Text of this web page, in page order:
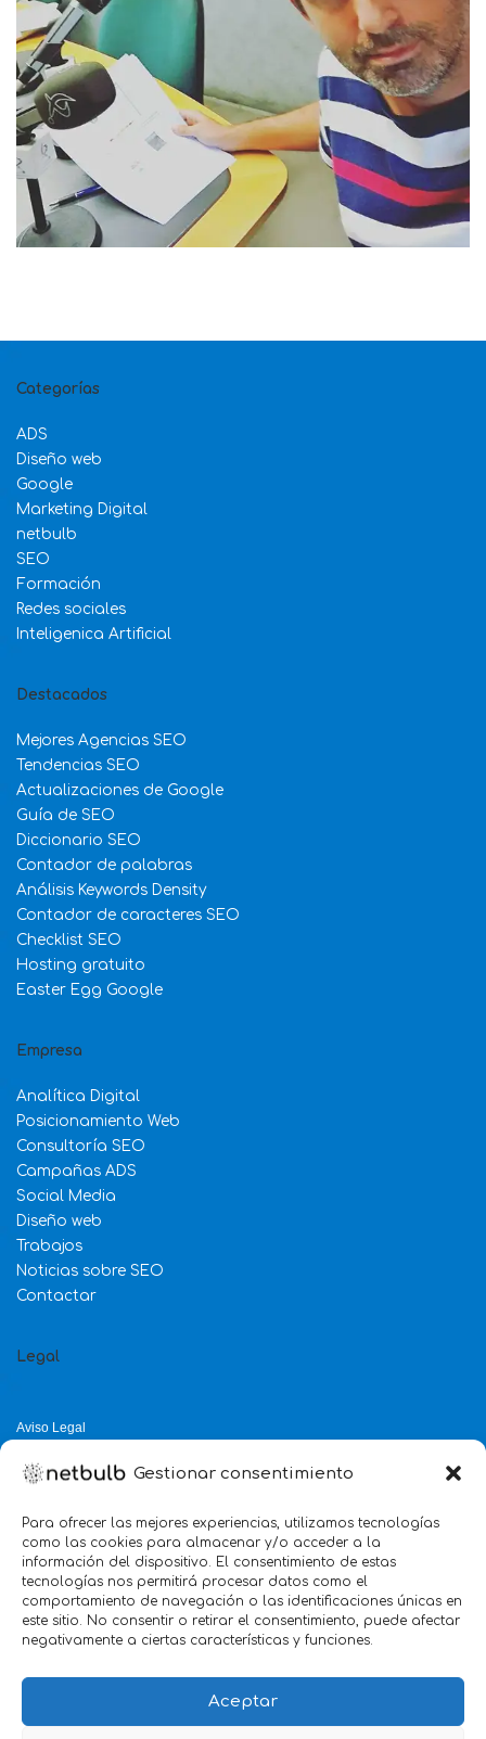
Gestionar consentimiento
Para ofrecer las mejores experiencias, utilizamos tecnologías
como las cookies para almacenar y/o acceder a la
información del dispositivo. El consentimiento de estas
tecnologías nos permitirá procesar datos como el
comportamiento de navegación o las identificaciones únicas en
este sitio. No consentir o retirar el consentimiento, puede afectar
negativamente a ciertas características y funciones.
Aceptar
Categorías
ADS
Diseño web
Google
Marketing Digital
netbulb
SEO
Formación
Redes sociales
Inteligenica Artificial
Destacados
Mejores Agencias SEO
Tendencias SEO
Actualizaciones de Google
Guía de SEO
Diccionario SEO
Contador de palabras
Análisis Keywords Density
Contador de caracteres SEO
Checklist SEO
Hosting gratuito
Easter Egg Google
Empresa
Analítica Digital
Posicionamiento Web
Consultoría SEO
Campañas ADS
Social Media
Diseño web
Trabajos
Noticias sobre SEO
Contactar
Legal
Aviso Legal
Política de Cookies
5.0
Servicio mejor valorado 2025
verificado por: Trustindex